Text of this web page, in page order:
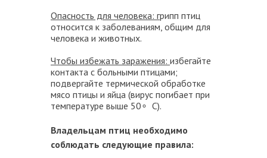
Опасность для человека: грипп птиц
относится к заболеваниям, общим для
человека и животных.
Чтобы избежать заражения: избегайте
контакта с больными птицами;
подвергайте термической обработке
мясо птицы и яйца (вирус погибает при
температуре выше 50∘ C).
Владельцам птиц необходимо
соблюдать следующие правила: